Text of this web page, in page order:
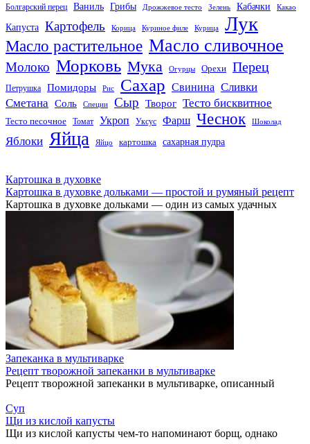
Болгарский перец Ваниль Грибы Дрожжевое тесто Зелень Кабачки Какао
Капуста Картофель Корица Куриное филе Курица Лук
Масло растительное Масло сливочное
Молоко Морковь Мука Огурцы Орехи Перец
Петрушка Помидоры Рис Сахар Свинина Сливки
Сметана Соль Специи Сыр Творог Тесто бисквитное
Тесто песочное Томат Укроп Уксус Фарш Чеснок Шоколад
Яблоки Яйца Яйцо картошка сахарная пудра
Картошка в духовке
Картошка в духовке дольками — простой и румяный рецепт
Картошка в духовке дольками — один из самых удачных
Запеканка в мультиварке
Рецепт творожной запеканки в мультиварке
Рецепт творожной запеканки в мультиварке, описанный
Суп
Щи из кислой капусты
Щи из кислой капусты чем-то напоминают борщ, однако